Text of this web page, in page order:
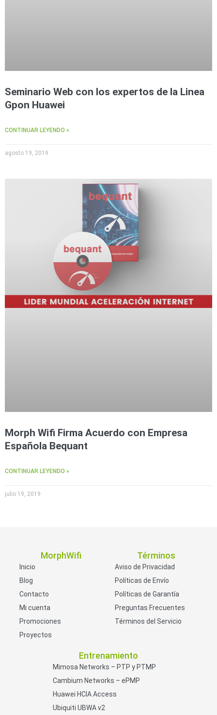
Seminario Web con los expertos de la Linea
Gpon Huawei
CONTINUAR LEYENDO »
agosto 19, 2019
Morph Wifi Firma Acuerdo con Empresa
Española Bequant
CONTINUAR LEYENDO »
julio 19, 2019
MorphWifi
Inicio
Blog
Contacto
Mi cuenta
Promociones
Proyectos
Términos
Aviso de Privacidad
Políticas de Envío
Políticas de Garantía
Preguntas Frecuentes
Términos del Servicio
Entrenamiento
Mimosa Networks – PTP y PTMP
Cambium Networks – ePMP
Huawei HCIA Access
Ubiquiti UBWA v2